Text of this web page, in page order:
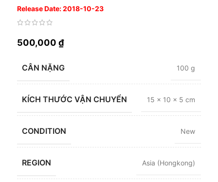
Release Date: 2018-10-23
500,000 ₫
CÂN NẶNG 100 g
KÍCH THƯỚC VẬN CHUYỂN 15 × 10 × 5 cm
CONDITION New
REGION Asia (Hongkong)